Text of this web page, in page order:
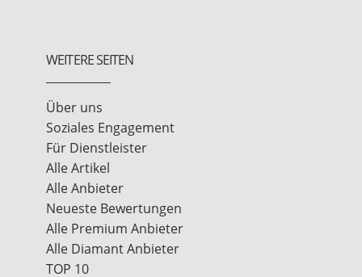
WEITERE SEITEN
Über uns
Soziales Engagement
Für Dienstleister
Alle Artikel
Alle Anbieter
Neueste Bewertungen
Alle Premium Anbieter
Alle Diamant Anbieter
TOP 10